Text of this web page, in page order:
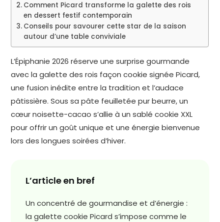
Comment Picard transforme la galette des rois
en dessert festif contemporain
Conseils pour savourer cette star de la saison
autour d’une table conviviale
L’Épiphanie 2026 réserve une surprise gourmande
avec la galette des rois façon cookie signée Picard,
une fusion inédite entre la tradition et l’audace
pâtissière. Sous sa pâte feuilletée pur beurre, un
cœur noisette-cacao s’allie à un sablé cookie XXL
pour offrir un goût unique et une énergie bienvenue
lors des longues soirées d’hiver.
L’article en bref
Un concentré de gourmandise et d’énergie :
la galette cookie Picard s’impose comme le